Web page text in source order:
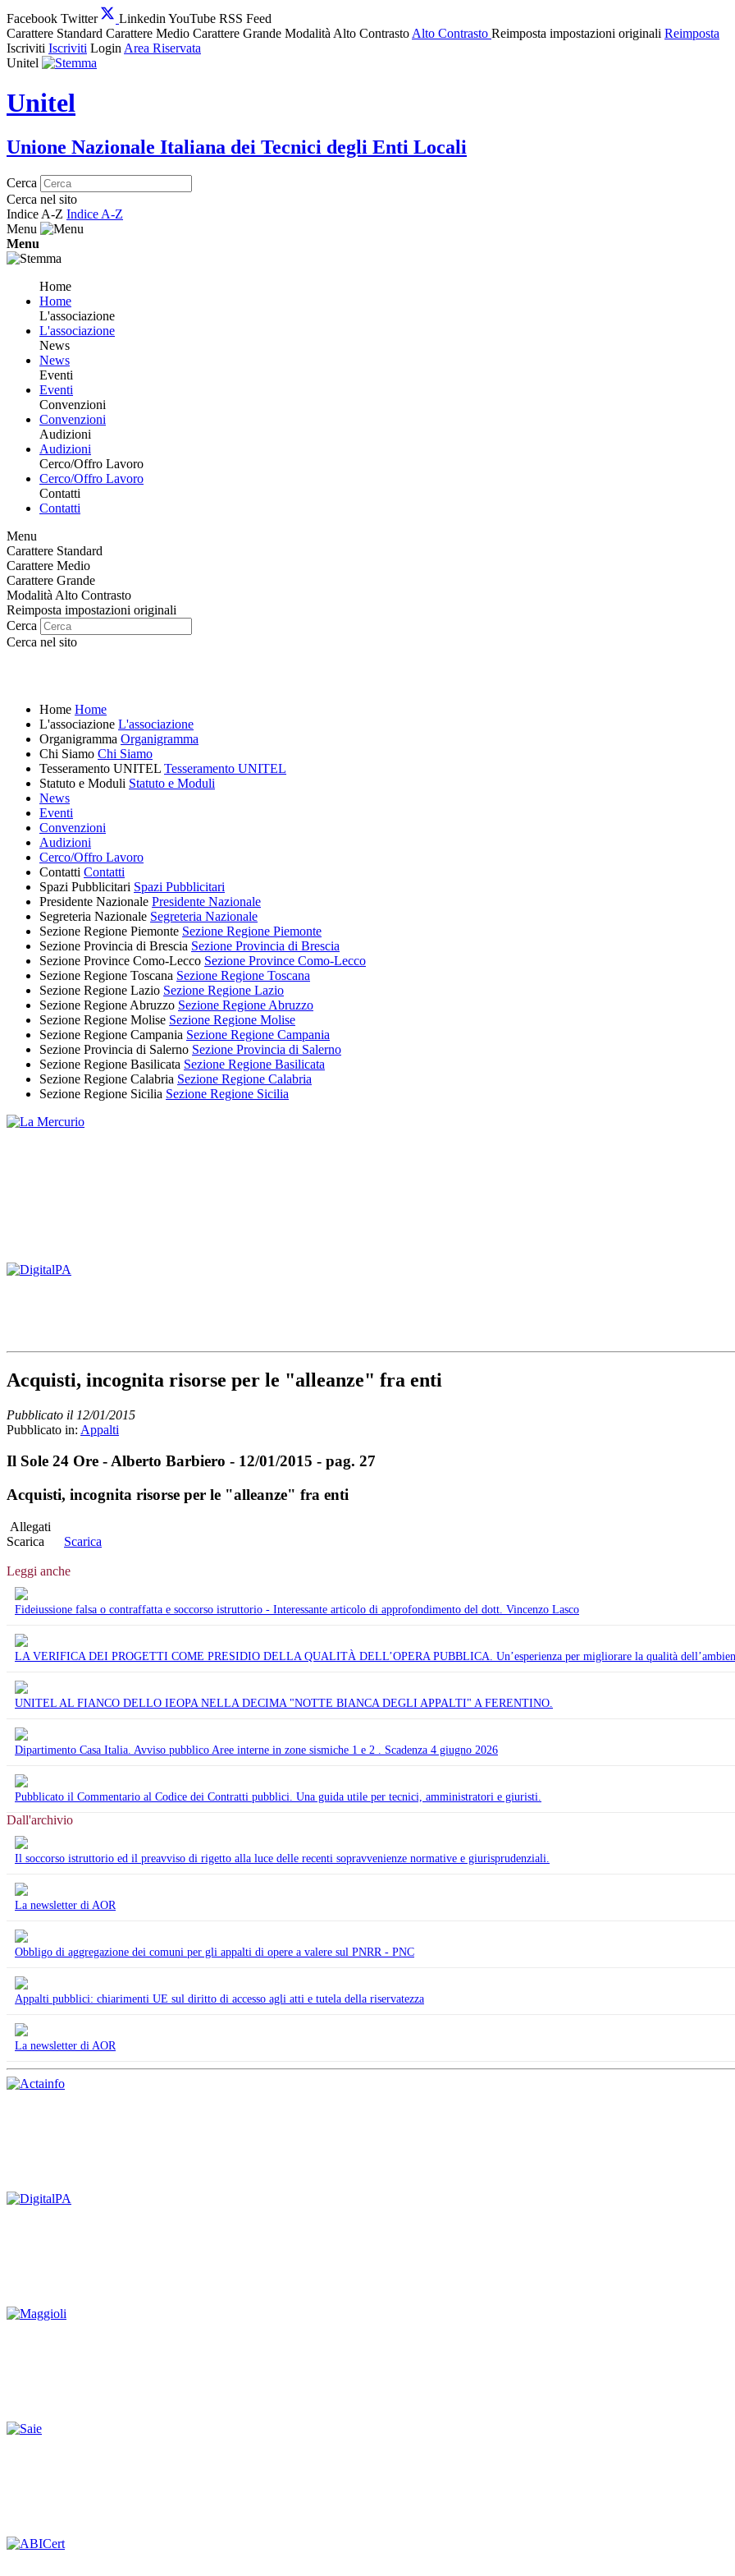
Facebook Twitter Linkedin YouTube RSS Feed
Carattere Standard Carattere Medio Carattere Grande Modalità Alto Contrasto Alto Contrasto Reimposta impostazioni originali Reimposta
Iscriviti Iscriviti Login Area Riservata
Unitel
Unitel
Unione Nazionale Italiana dei Tecnici degli Enti Locali
Cerca
Cerca nel sito
Indice A-Z Indice A-Z
Menu
Menu
Home
Home
L'associazione
L'associazione
News
News
Eventi
Eventi
Convenzioni
Convenzioni
Audizioni
Audizioni
Cerco/Offro Lavoro
Cerco/Offro Lavoro
Contatti
Contatti
Menu
Carattere Standard
Carattere Medio
Carattere Grande
Modalità Alto Contrasto
Reimposta impostazioni originali
Cerca
Cerca nel sito
Home Home
L'associazione L'associazione
Organigramma Organigramma
Chi Siamo Chi Siamo
Tesseramento UNITEL Tesseramento UNITEL
Statuto e Moduli Statuto e Moduli
News
Eventi
Convenzioni
Audizioni
Cerco/Offro Lavoro
Contatti Contatti
Spazi Pubblicitari Spazi Pubblicitari
Presidente Nazionale Presidente Nazionale
Segreteria Nazionale Segreteria Nazionale
Sezione Regione Piemonte Sezione Regione Piemonte
Sezione Provincia di Brescia Sezione Provincia di Brescia
Sezione Province Como-Lecco Sezione Province Como-Lecco
Sezione Regione Toscana Sezione Regione Toscana
Sezione Regione Lazio Sezione Regione Lazio
Sezione Regione Abruzzo Sezione Regione Abruzzo
Sezione Regione Molise Sezione Regione Molise
Sezione Regione Campania Sezione Regione Campania
Sezione Provincia di Salerno Sezione Provincia di Salerno
Sezione Regione Basilicata Sezione Regione Basilicata
Sezione Regione Calabria Sezione Regione Calabria
Sezione Regione Sicilia Sezione Regione Sicilia
Acquisti, incognita risorse per le "alleanze" fra enti
Pubblicato il 12/01/2015
Pubblicato in: Appalti
Il Sole 24 Ore - Alberto Barbiero - 12/01/2015 - pag. 27
Acquisti, incognita risorse per le "alleanze" fra enti
Allegati
Scarica
Scarica
Leggi anche
Fideiussione falsa o contraffatta e soccorso istruttorio - Interessante articolo di approfondimento del dott. Vincenzo Lasco
LA VERIFICA DEI PROGETTI COME PRESIDIO DELLA QUALITÀ DELL’OPERA PUBBLICA. Un’esperienza per migliorare la qualità
UNITEL AL FIANCO DELLO IEOPA NELLA DECIMA "NOTTE BIANCA DEGLI APPALTI" A FERENTINO.
Dipartimento Casa Italia. Avviso pubblico Aree interne in zone sismiche 1 e 2 . Scadenza 4 giugno 2026
Pubblicato il Commentario al Codice dei Contratti pubblici. Una guida utile per tecnici, amministratori e giuristi.
Dall'archivio
Il soccorso istruttorio ed il preavviso di rigetto alla luce delle recenti sopravvenienze normative e giurisprudenziali.
La newsletter di AOR
Obbligo di aggregazione dei comuni per gli appalti di opere a valere sul PNRR - PNC
Appalti pubblici: chiarimenti UE sul diritto di accesso agli atti e tutela della riservatezza
La newsletter di AOR